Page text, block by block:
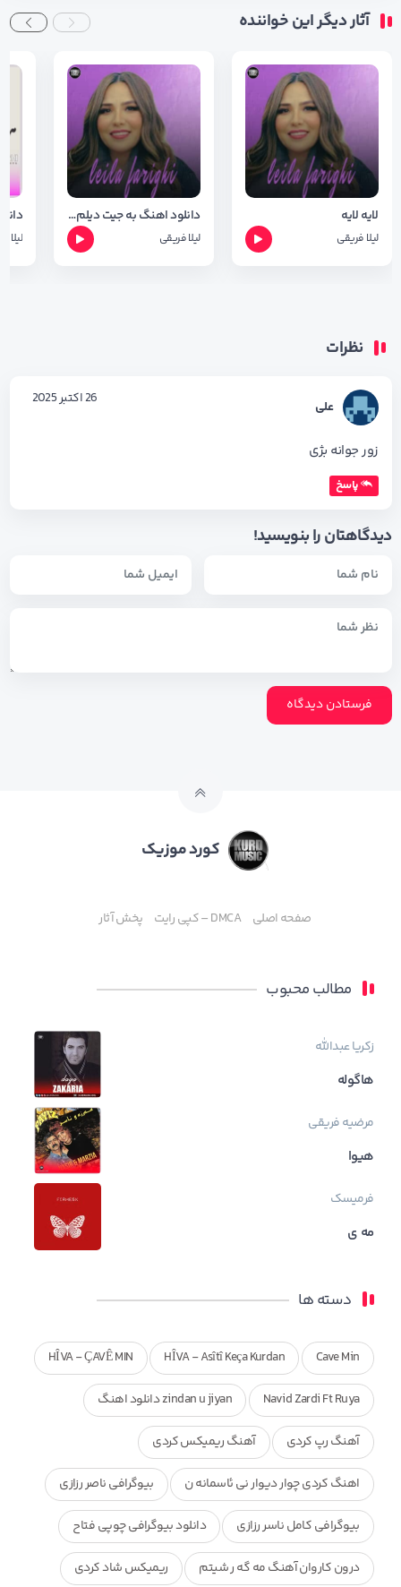
آثار دیگر این خواننده
لایه لایه
لیلا فریقی
دانلود اهنگ به جیت دیلم از لیلا فریقی با کیفیت 320
لیلا فریقی لیلا
نظرات
علی 26 اکتبر 2025
زور جوانه بژی
پاسخ
دیدگاهتان را بنویسید!
کورد موزیک
صفحه اصلی DMCA – کپی رایت پخش آثار
مطالب محبوب
زکریا عبدالله
هاگوله
مرضیه فریقی
هیوا
فرمیسک
مه ی
دسته ها
Cave Min
HÎVA - Asîtî Keça Kurdan
HÎVA - ÇAVÊ MIN
Navid Zardi Ft Ruya zindan u jiyan دانلود اهنگ
آهنگ رپ کردی آهنگ ریمیکس کردی
اهنگ کردی چوار دیوار نی ئاسمانه ن بیوگرافی ناصر رزازی
بیوگرافی کامل ناسر رزازی دانلود بیوگرافی چوپی فتاح
درون کاروان آهنگ مه گه ر شیتم ریمیکس شاد کردی